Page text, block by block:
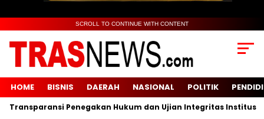
SCROLL TO CONTINUE WITH CONTENT
HOME BISNIS DAERAH NASIONAL POLITIK
Transparansi Penegakan Hukum dan Ujian Integritas Institusi